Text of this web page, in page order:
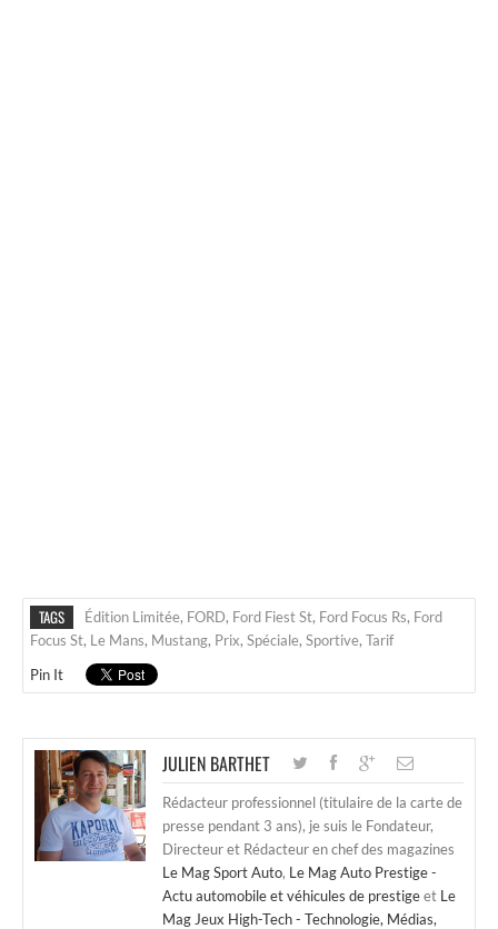
TAGS Édition Limitée, FORD, Ford Fiest St, Ford Focus Rs, Ford
Focus St, Le Mans, Mustang, Prix, Spéciale, Sportive, Tarif
Pin It
JULIEN BARTHET
Rédacteur professionnel (titulaire de la carte de
presse pendant 3 ans), je suis le Fondateur,
Directeur et Rédacteur en chef des magazines
Le Mag Sport Auto, Le Mag Auto Prestige -
Actu automobile et véhicules de prestigeet Le
Mag Jeux High-Tech - Technologie, Médias,